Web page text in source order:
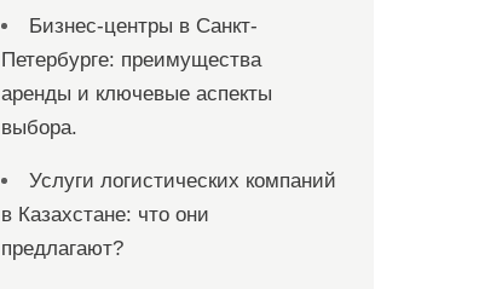
Бизнес-центры в Санкт-
Петербурге: преимущества
аренды и ключевые аспекты
выбора.
Услуги логистических компаний
в Казахстане: что они
предлагают?